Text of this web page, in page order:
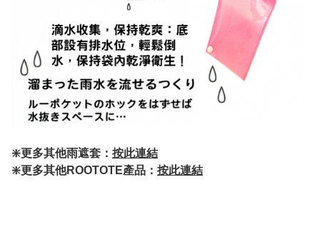
❇️更多其他雨遮套： 按此連結
❇️更多其他ROOTOTE產品： 按此連結